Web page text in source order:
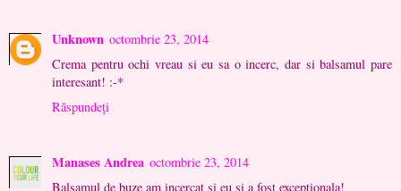
Unknown octombrie 23, 2014
Crema pentru ochi vreau si eu sa o incerc, dar si balsamul pare
interesant! :-*
Răspundeți
Manases Andrea octombrie 23, 2014
Balsamul de buze am incercat si eu si a fost exceptionala!